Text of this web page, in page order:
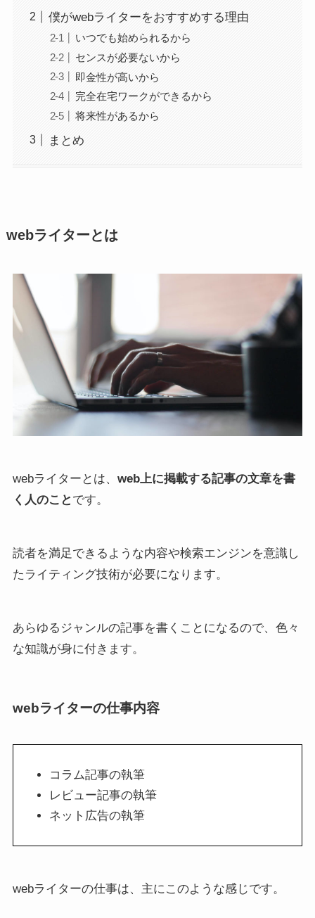
僕がwebライターをおすすめする理由
いつでも始められるから
センスが必要ないから
即金性が高いから
完全在宅ワークができるから
将来性があるから
まとめ
webライターとは
webライターとは、 web上に掲載する記事の文章を書
く人のこと です。
読者を満足できるような内容や検索エンジンを意識し
たライティング技術が必要になります。
あらゆるジャンルの記事を書くことになるので、色々
な知識が身に付きます。
webライターの仕事内容
コラム記事の執筆
レビュー記事の執筆
ネット広告の執筆
webライターの仕事は、主にこのような感じです。